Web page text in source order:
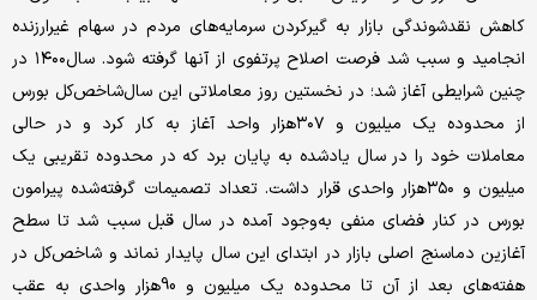
کاهش نقد‌‌‌‌‌‌شوندگی بازار به گیرکردن سرمایه‌‌‌‌‌‌های مردم در سهام غیر‌‌‌‌‌‌ارزنده
انجامید و سبب شد فرصت اصلاح پرتفوی از آنها گرفته شود. سال‌۱۴۰۰ در
چنین شرایطی آغاز شد؛ در نخستین روز معاملاتی این سال‌شاخص‌کل بورس
از محدوده یک میلیون و ۳۰۷‌هزار واحد آغاز به کار کرد و در حالی
معاملات خود را در سال ‌یادشده به پایان برد که در محدوده تقریبی یک
میلیون و ۳۵۰‌هزار واحدی قرار داشت. تعداد تصمیمات گرفته‌شده پیرامون
بورس در کنار فضای منفی به‌وجود آمده در سال ‌قبل سبب شد تا سطح
آغازین دماسنج اصلی بازار در ابتدای این سال‌ پایدار نماند و شاخص‌کل در
هفته‌‌‌‌‌‌های بعد از آن تا محدوده یک میلیون و 90‌هزار واحدی به عقب